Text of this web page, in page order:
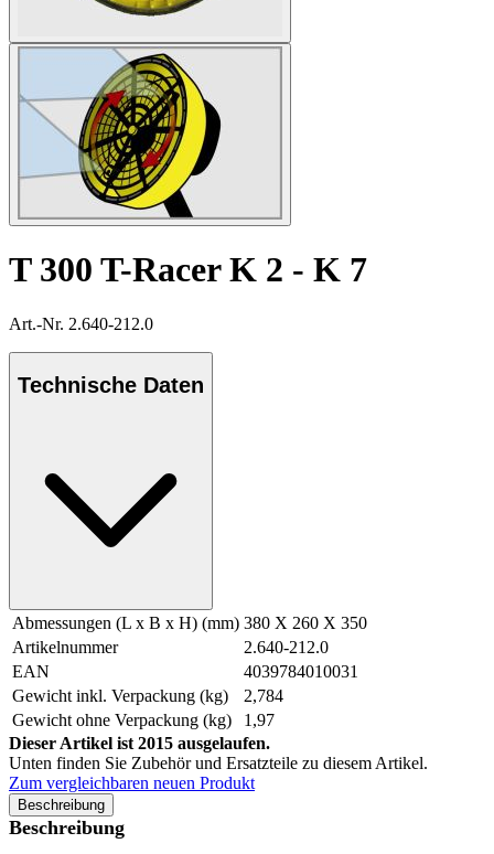
T 300 T-Racer K 2 - K 7
Art.-Nr. 2.640-212.0
Technische Daten
Abmessungen (L x B x H) (mm) 380 X 260 X 350
Artikelnummer
2.640-212.0
EAN
4039784010031
Gewicht inkl. Verpackung (kg)
2,784
Gewicht ohne Verpackung (kg)
1,97
Dieser Artikel ist 2015 ausgelaufen.
Unten finden Sie Zubehör und Ersatzteile zu diesem Artikel.
Zum vergleichbaren neuen Produkt
Beschreibung
Beschreibung